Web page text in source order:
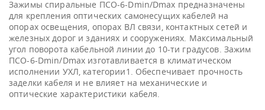
Зажимы спиральные ПСО-6-Dmin/Dmax предназначены
для крепления оптических самонесущих кабелей на
опорах освещения, опорах ВЛ связи, контактных сетей и
железных дорог и зданиях и сооружениях. Максимальный
угол поворота кабельной линии до 10-ти градусов. Зажим
ПСО-6-Dmin/Dmax изготавливается в климатическом
исполнении УХЛ, категории1. Обеспечивает прочность
заделки кабеля и не влияет на механические и
оптические характеристики кабеля.